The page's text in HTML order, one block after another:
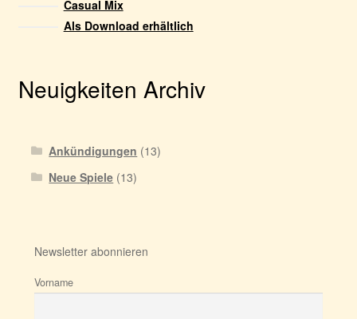
Casual Mix
Als Download erhältlich
Neuigkeiten Archiv
Ankündigungen (13)
Neue Spiele (13)
Newsletter abonnieren
Vorname